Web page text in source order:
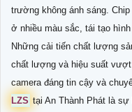
trường không ánh sáng.
ở nhiều màu sắc, tái tạo
Những cải tiến chất lượng
chất lượng và hiệu suất
camera đáng tin cậy và
LZS tại An Thành Phát là sự